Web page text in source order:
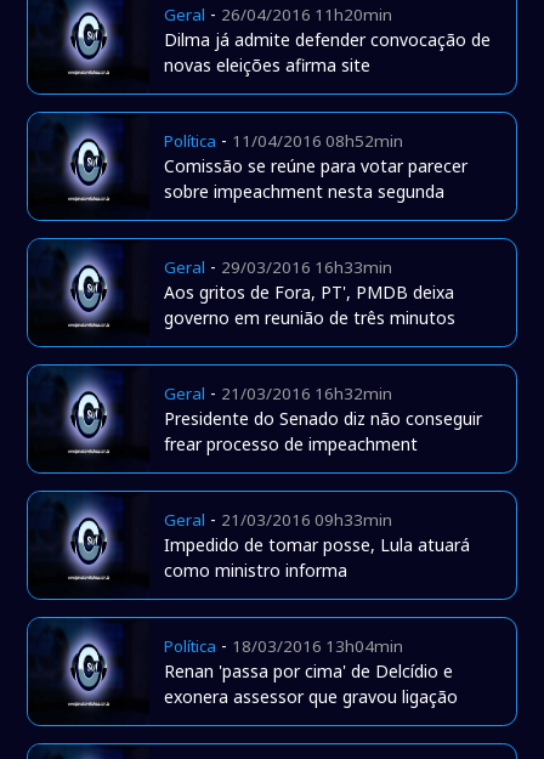
Geral - 26/04/2016 11h20min
Dilma já admite defender convocação de
novas eleições afirma site
Política - 11/04/2016 08h52min
Comissão se reúne para votar parecer
sobre impeachment nesta segunda
Geral - 29/03/2016 16h33min
Aos gritos de Fora, PT', PMDB deixa
governo em reunião de três minutos
Geral - 21/03/2016 16h32min
Presidente do Senado diz não conseguir
frear processo de impeachment
Geral - 21/03/2016 09h33min
Impedido de tomar posse, Lula atuará
como ministro informa
Política - 18/03/2016 13h04min
Renan 'passa por cima' de Delcídio e
exonera assessor que gravou ligação